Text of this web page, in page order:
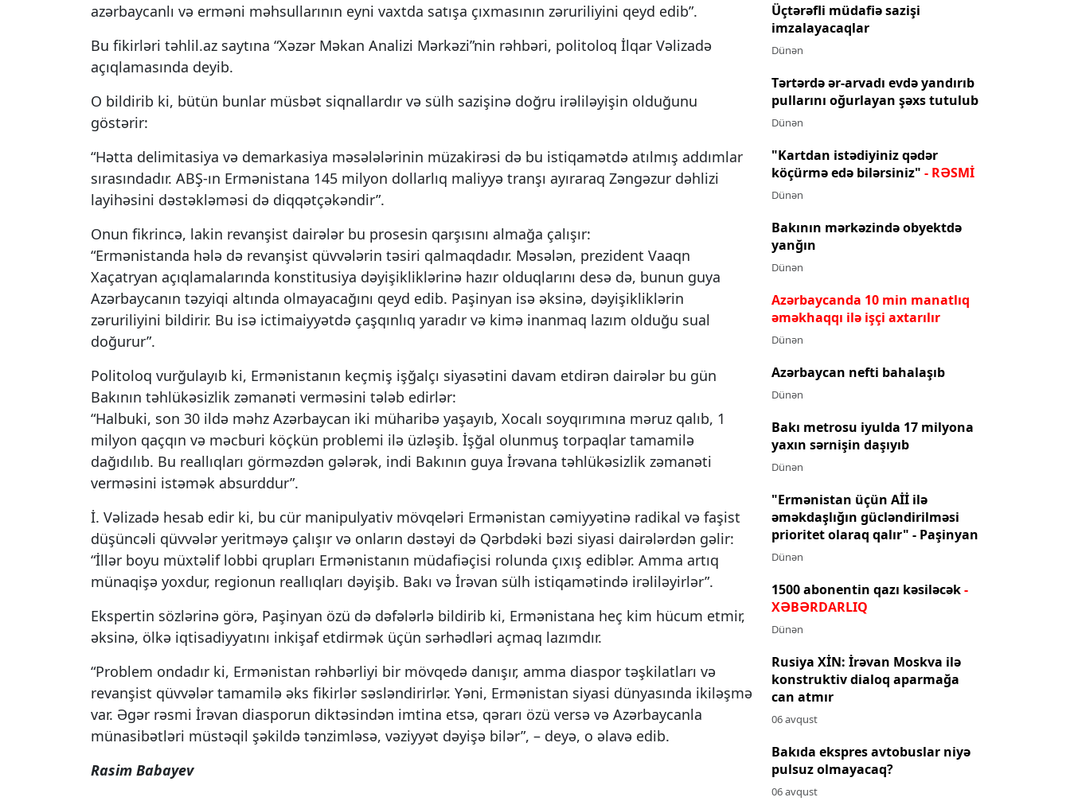
azərbaycanlı və erməni məhsullarının eyni vaxtda satışa çıxmasının zəruriliyini qeyd edib”.
Bu fikirləri təhlil.az saytına “Xəzər Məkan Analizi Mərkəzi”nin rəhbəri, politoloq İlqar Vəlizadə
açıqlamasında deyib.
O bildirib ki, bütün bunlar müsbət siqnallardır və sülh sazişinə doğru irəliləyişin olduğunu
göstərir:
“Hətta delimitasiya və demarkasiya məsələlərinin müzakirəsi də bu istiqamətdə atılmış addımlar
sırasındadır. ABŞ-ın Ermənistana 145 milyon dollarlıq maliyyə tranşı ayıraraq Zəngəzur dəhlizi
layihəsini dəstəkləməsi də diqqətçəkəndir”.
Onun fikrincə, lakin revanşist dairələr bu prosesin qarşısını almağa çalışır:
“Ermənistanda hələ də revanşist qüvvələrin təsiri qalmaqdadır. Məsələn, prezident Vaaqn
Xaçatryan açıqlamalarında konstitusiya dəyişikliklərinə hazır olduqlarını desə də, bunun guya
Azərbaycanın təzyiqi altında olmayacağını qeyd edib. Paşinyan isə əksinə, dəyişikliklərin
zəruriliyini bildirir. Bu isə ictimaiyyətdə çaşqınlıq yaradır və kimə inanmaq lazım olduğu sual
doğurur”.
Politoloq vurğulayıb ki, Ermənistanın keçmiş işğalçı siyasətini davam etdirən dairələr bu gün
Bakının təhlükəsizlik zəmanəti verməsini tələb edirlər:
“Halbuki, son 30 ildə məhz Azərbaycan iki müharibə yaşayıb, Xocalı soyqırımına məruz qalıb, 1
milyon qaçqın və məcburi köçkün problemi ilə üzləşib. İşğal olunmuş torpaqlar tamamilə
dağıdılıb. Bu reallıqları görməzdən gələrək, indi Bakının guya İrəvana təhlükəsizlik zəmanəti
verməsini istəmək absurddur”.
İ. Vəlizadə hesab edir ki, bu cür manipulyativ mövqeləri Ermənistan cəmiyyətinə radikal və faşist
düşüncəli qüvvələr yeritməyə çalışır və onların dəstəyi də Qərbdəki bəzi siyasi dairələrdən gəlir:
“İllər boyu müxtəlif lobbi qrupları Ermənistanın müdafiəçisi rolunda çıxış ediblər. Amma artıq
münaqişə yoxdur, regionun reallıqları dəyişib. Bakı və İrəvan sülh istiqamətində irəliləyirlər”.
Ekspertin sözlərinə görə, Paşinyan özü də dəfələrlə bildirib ki, Ermənistana heç kim hücum etmir,
əksinə, ölkə iqtisadiyyatını inkişaf etdirmək üçün sərhədləri açmaq lazımdır.
“Problem ondadır ki, Ermənistan rəhbərliyi bir mövqedə danışır, amma diaspor təşkilatları və
revanşist qüvvələr tamamilə əks fikirlər səsləndirirlər. Yəni, Ermənistan siyasi dünyasında ikiləşmə
var. Əgər rəsmi İrəvan diasporun diktəsindən imtina etsə, qərarı özü versə və Azərbaycanla
münasibətləri müstəqil şəkildə tənzimləsə, vəziyyət dəyişə bilər”, – deyə, o əlavə edib.
Rasim Babayev
Üçtərəfli müdafiə sazişi
imzalayacaqlar
Dünən
Tərtərdə ər-arvadı evdə yandırıb
pullarını oğurlayan şəxs tutulub
Dünən
"Kartdan istədiyiniz qədər
köçürmə edə bilərsiniz" - RƏSMİ
Dünən
Bakının mərkəzində obyektdə
yanğın
Dünən
Azərbaycanda 10 min manatlıq
əməkhaqqı ilə işçi axtarılır
Dünən
Azərbaycan nefti bahalaşıb
Dünən
Bakı metrosu iyulda 17 milyona
yaxın sərnişin daşıyıb
Dünən
"Ermənistan üçün Aİİ ilə
əməkdaşlığın gücləndirilməsi
prioritet olaraq qalır" - Paşinyan
Dünən
1500 abonentin qazı kəsiləcək-
XƏBƏRDARLIQ
Dünən
Rusiya XİN: İrəvan Moskva ilə
konstruktiv dialoq aparmağa
can atmır
06 avqust
Bakıda ekspres avtobuslar niyə
pulsuz olmayacaq?
06 avqust